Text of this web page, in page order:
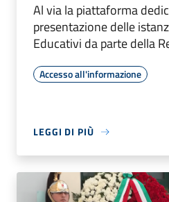
Al via la piattaforma
presentazione delle
Educativi da parte della
Accesso all'informazione
LEGGI DI PIÙ